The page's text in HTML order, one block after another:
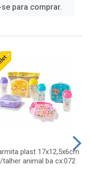
para comprar.
plast 17x12,5x6cm
talher animal ba cx:072